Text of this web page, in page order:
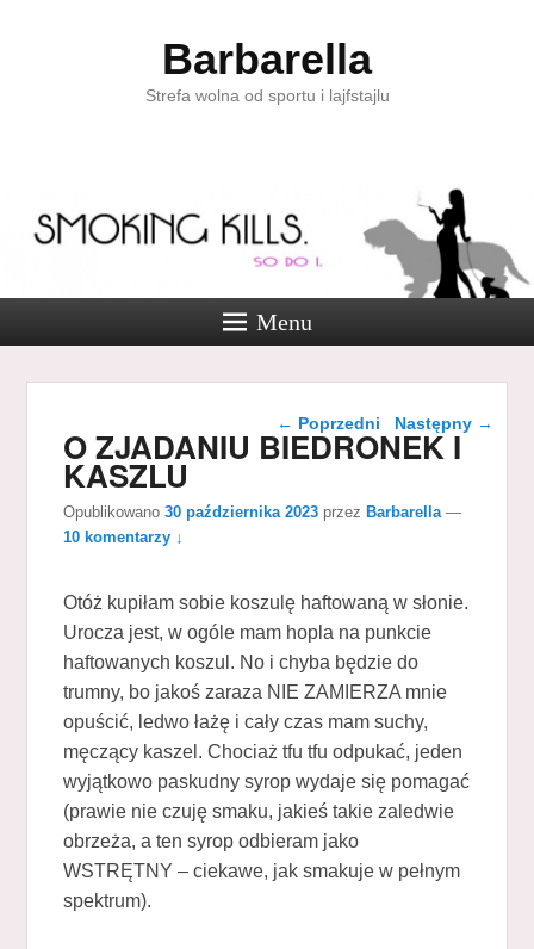
Barbarella
Strefa wolna od sportu i lajfstajlu
Menu
Nawigacja wpisu
← Poprzedni Następny →
O ZJADANIU BIEDRONEK I
KASZLU
Opublikowano30 października 2023 przez Barbarella —
10 komentarzy ↓
Otóż kupiłam sobie koszulę haftowaną w słonie.
Urocza jest, w ogóle mam hopla na punkcie
haftowanych koszul. No i chyba będzie do
trumny, bo jakoś zaraza NIE ZAMIERZA mnie
opuścić, ledwo łażę i cały czas mam suchy,
męczący kaszel. Chociaż tfu tfu odpukać, jeden
wyjątkowo paskudny syrop wydaje się pomagać
(prawie nie czuję smaku, jakieś takie zaledwie
obrzeża, a ten syrop odbieram jako
WSTRĘTNY – ciekawe, jak smakuje w pełnym
spektrum).